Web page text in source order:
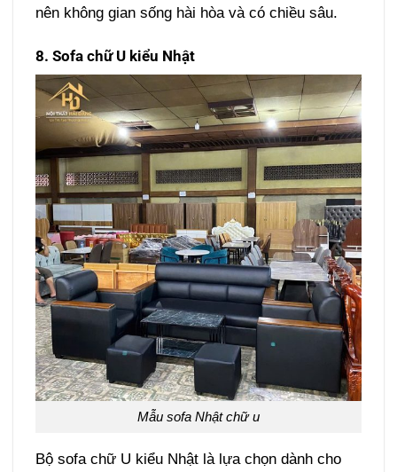
nên không gian sống hài hòa và có chiều sâu.
8. Sofa chữ U kiểu Nhật
Mẫu sofa Nhật chữ u
Bộ sofa chữ U kiểu Nhật là lựa chọn dành cho